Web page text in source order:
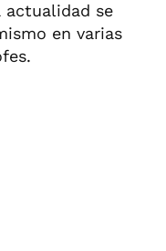
actualidad se
en varias